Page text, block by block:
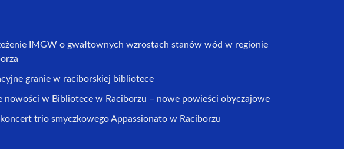
IMGW o gwałtownych wzrostach stanów wód w regionie
granie w raciborskiej bibliotece
nowości w Bibliotece w Raciborzu – nowe powieści obyczajowe
koncert trio smyczkowego Appassionato w Raciborzu